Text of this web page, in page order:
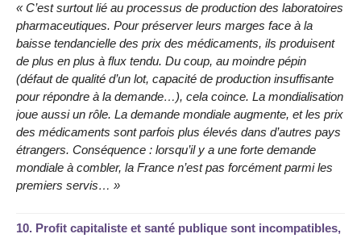
« C’est surtout lié au processus de production des laboratoires
pharmaceutiques. Pour préserver leurs marges face à la
baisse tendancielle des prix des médicaments, ils produisent
de plus en plus à flux tendu. Du coup, au moindre pépin
(défaut de qualité d’un lot, capacité de production insuffisante
pour répondre à la demande…), cela coince. La mondialisation
joue aussi un rôle. La demande mondiale augmente, et les prix
des médicaments sont parfois plus élevés dans d’autres pays
étrangers. Conséquence : lorsqu’il y a une forte demande
mondiale à combler, la France n’est pas forcément parmi les
premiers servis… »
10. Profit capitaliste et santé publique sont incompatibles,